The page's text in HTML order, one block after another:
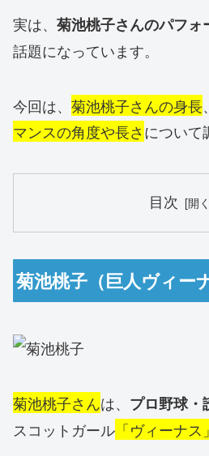
実は、 菊池桃子さんのパフォ
話題になっています。
今回は、 菊池桃子さんの身長、
マンスの角度や長さについて
目次
菊池桃子（巨人ヴィー
菊池桃子さんは、 プロ野球・
スコットガール 「ヴィーナス」